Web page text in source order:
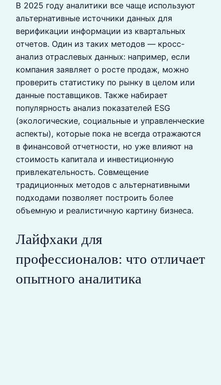
В 2025 году аналитики все чаще используют
альтернативные источники данных для
верификации информации из квартальных
отчетов. Один из таких методов — кросс-
анализ отраслевых данных: например, если
компания заявляет о росте продаж, можно
проверить статистику по рынку в целом или
данные поставщиков. Также набирает
популярность анализ показателей ESG
(экологические, социальные и управленческие
аспекты), которые пока не всегда отражаются
в финансовой отчетности, но уже влияют на
стоимость капитала и инвестиционную
привлекательность. Совмещение
традиционных методов с альтернативными
подходами позволяет построить более
объемную и реалистичную картину бизнеса.
Лайфхаки для
профессионалов: что отличает
опытного аналитика